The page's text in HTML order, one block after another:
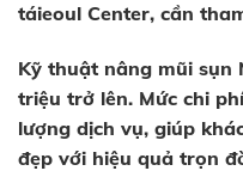
táieoul Center, cần
Kỹ thuật nâng mũi sụn
triệu trở lên. Mức chi
lượng dịch vụ, giúp
đẹp với hiệu quả trọn